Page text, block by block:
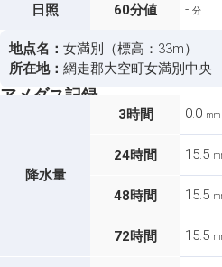
日照 60分値 - 分
地点名： 女満別（標高：33m）
所在地： 網走郡大空町女満別中
アメダス記録
降水量
3時間 0.0 mm
24時間 15.5
48時間 15.5
72時間 15.5